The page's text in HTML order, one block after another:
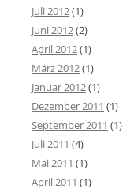
Juli 2012(1)
Juni 2012(2)
April 2012(1)
März 2012(1)
Januar 2012(1)
Dezember 2011 (1)
September 2011 (1)
Juli 2011 (4)
Mai 2011 (1)
April 2011 (1)